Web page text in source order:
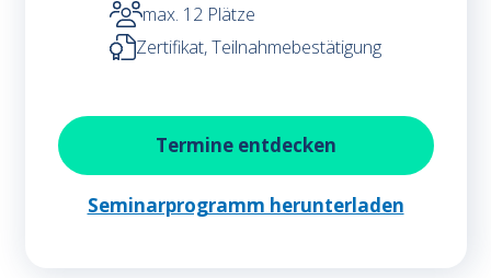
max. 12 Plätze
Zertifikat, Teilnahmebestätigung
Termine entdecken
Seminarprogramm herunterladen